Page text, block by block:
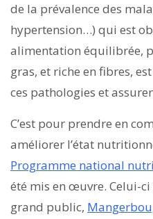
de la prévalence des
hypertension…) qui est
alimentation équilibrée,
gras, et riche en fibres,
ces pathologies et
C’est pour prendre en
améliorer l’état
Programme national
été mis en œuvre. Celui-
grand public,